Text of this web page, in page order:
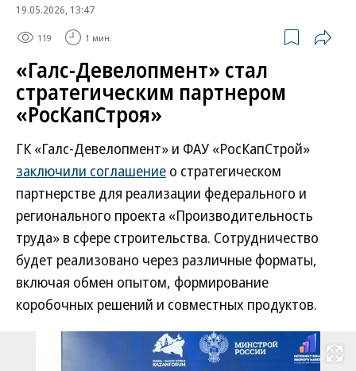
19.05.2026, 13:47
119 1 мин.
«Галс-Девелопмент» стал
стратегическим партнером
«РосКапСтроя»
ГК «Галс-Девелопмент» и ФАУ «РосКапСтрой»
заключили соглашение о стратегическом
партнерстве для реализации федерального и
регионального проекта «Производительность
труда» в сфере строительства. Сотрудничество
будет реализовано через различные форматы,
включая обмен опытом, формирование
коробочных решений и совместных продуктов.
Развернуть